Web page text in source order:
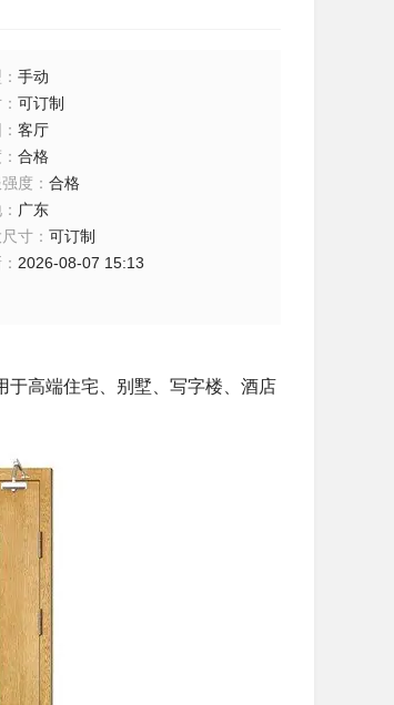
：手动
：可订制
：客厅
：合格
度 ：合格
： 广东
寸 ：可订制
： 2026-08-07 15:13
于高端住宅、别墅、写字楼、酒店